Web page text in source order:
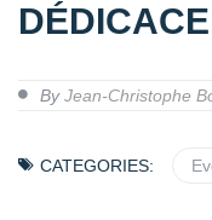
DÉDICACE
ByJean-Christophe
CATEGORIES: